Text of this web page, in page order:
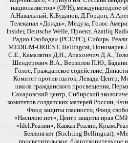
националистов» (ОУН), международное
А.Навальный, К.Буданов, Д.Гордон,
Телеканал «Дождь», Медуза, Голос
Insider, Deutsche Welle, Проект, Azatliq
Радио Свобода» (PCE/PC), Сибирь.
MEDIUM-ORIENT, Bellingcat, Пономарев
С.Е., Камалягин Д.Н., Апахончич Д.А.,
Шендерович В.А., Верзилов П.Ю.,
Голос, Гражданское содействие,
Комитет против пыток, Левада-Центр,
школа гражданского просвещения,
Сахаровский центр, Сибирский
комитетов солдатских матерей России,
Фонд защиты гласности, Фонд
«Насилию.нет», Центр защиты прав
«Idel.Реалии», Кавказ.Реалии,
Беллингкет (Stichting Bellingcat),
просветительское,